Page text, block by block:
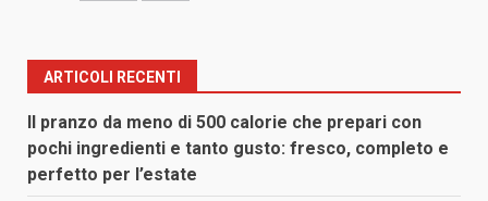
ARTICOLI RECENTI
Il pranzo da meno di 500 calorie che prepari con
pochi ingredienti e tanto gusto: fresco, completo e
perfetto per l’estate